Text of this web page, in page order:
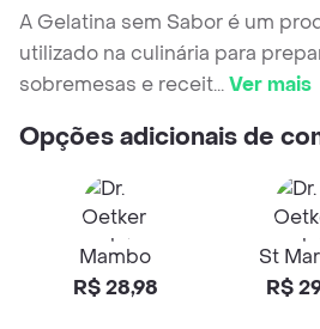
A Gelatina sem Sabor é um
utilizado na culinária para
sobremesas e receit...Ver mais
Opções adicionais de
Mambo
R$ 28,98
St
R$